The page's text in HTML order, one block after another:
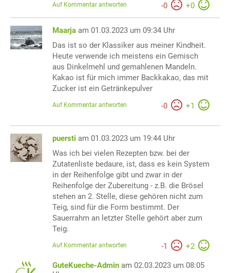
-0 +0
Auf Kommentar antworten
Maarja am 01.03.2023 um 09:34 Uhr
Das ist so der Klassiker aus meiner Kindheit.
Heute verwende ich meistens ein Gemisch
aus Dinkelmehl und gemahlenen Mandeln.
Kakao ist für mich immer Backkakao, das mit
Zucker ist ein Getränkepulver
-0 +1
Auf Kommentar antworten
puersti am 01.03.2023 um 19:44 Uhr
Was ich bei vielen Rezepten bzw. bei der
Zutatenliste bedaure, ist, dass es kein System
in der Reihenfolge gibt und zwar in der
Reihenfolge der Zubereitung - z.B. die Brösel
stehen an 2. Stelle, diese gehören nicht zum
Teig, sind für die Form bestimmt. Der
Sauerrahm an letzter Stelle gehört aber zum
Teig.
-1 +2
Auf Kommentar antworten
GuteKueche-Admin am 02.03.2023 um 08:05